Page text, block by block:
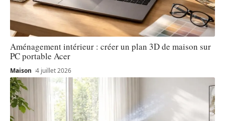
Aménagement intérieur : créer un plan 3D de maison sur
PC portable Acer
Maison 4 juillet 2026